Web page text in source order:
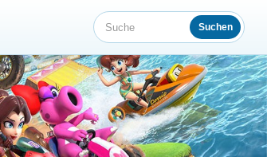
Suche Suchen